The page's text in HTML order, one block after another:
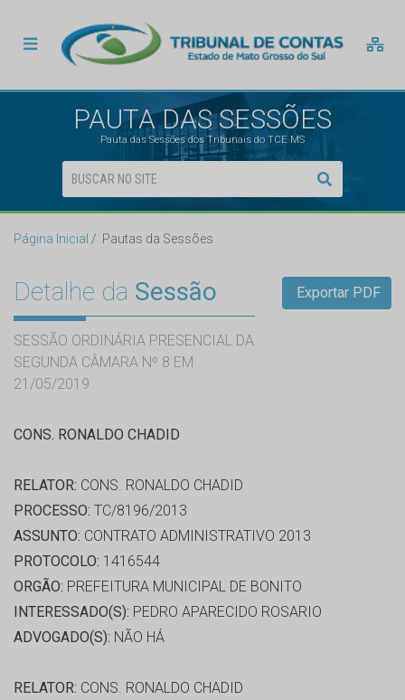
PAUTA DAS SESSÕES
Pauta das Sessões dos Tribunais do TCE MS
Página Inicial Pautas da Sessões
Detalhe da Sessão
SESSÃO ORDINÁRIA PRESENCIAL DA
SEGUNDA CÂMARA Nº 8 EM
21/05/2019
Exportar PDF
CONS. RONALDO CHADID
RELATOR: CONS. RONALDO CHADID
PROCESSO: TC/8196/2013
ASSUNTO: CONTRATO ADMINISTRATIVO 2013
PROTOCOLO: 1416544
ORGÃO: PREFEITURA MUNICIPAL DE BONITO
INTERESSADO(S): PEDRO APARECIDO ROSARIO
ADVOGADO(S): NÃO HÁ
RELATOR: CONS. RONALDO CHADID